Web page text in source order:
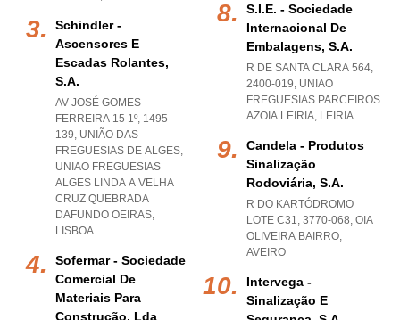
Schindler -
Ascensores E
Escadas Rolantes,
S.a.
AV JOSÉ GOMES
FERREIRA 15 1º, 1495-
139, UNIÃO DAS
FREGUESIAS DE ALGES,
UNIAO FREGUESIAS
ALGES LINDA A VELHA
CRUZ QUEBRADA
DAFUNDO OEIRAS,
LISBOA
Sofermar - Sociedade
Comercial De
Materiais Para
Construção, Lda
S.i.e. - Sociedade
Internacional De
Embalagens, S.a.
R DE SANTA CLARA 564,
2400-019, UNIAO
FREGUESIAS PARCEIROS
AZOIA LEIRIA, LEIRIA
Candela - Produtos
Sinalização
Rodoviária, S.a.
R DO KARTÓDROMO
LOTE C31, 3770-068, OIA
OLIVEIRA BAIRRO,
AVEIRO
Intervega -
Sinalização E